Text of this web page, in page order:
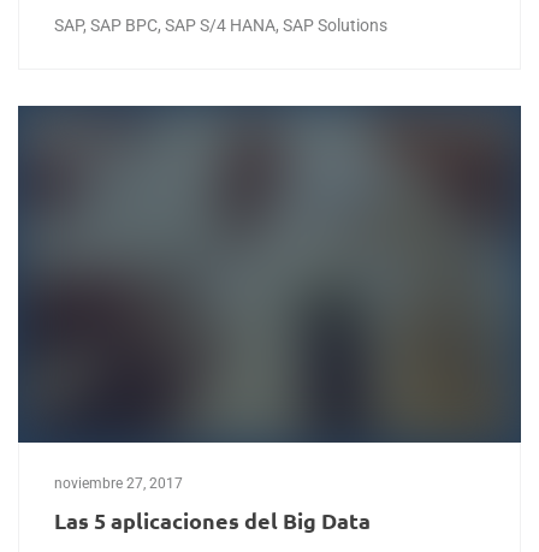
SAP, SAP BPC, SAP S/4 HANA, SAP Solutions
noviembre 27, 2017
Las 5 aplicaciones del Big Data